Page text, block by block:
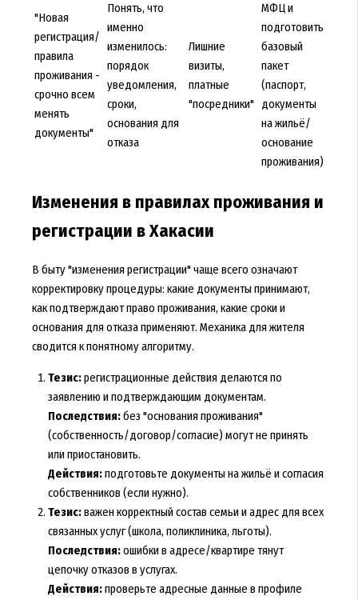
"Новая
регистрация/
правила
проживания -
срочно всем
менять
документы"
Понять, что
именно
изменилось:
порядок
уведомления,
сроки,
основания для
отказа
Лишние
визиты,
платные
"посредники"
МФЦ и
подготовить
базовый
пакет
(паспорт,
документы
на жильё/
основание
проживания)
Изменения в правилах проживания и
регистрации в Хакасии
В быту "изменения регистрации" чаще всего означают
корректировку процедуры: какие документы принимают,
как подтверждают право проживания, какие сроки и
основания для отказа применяют. Механика для жителя
сводится к понятному алгоритму.
Тезис:регистрационные действия делаются по
заявлению и подтверждающим документам.
Последствия:без "основания проживания"
(собственность/договор/согласие) могут не принять
или приостановить.
Действия:подготовьте документы на жильё и согласия
собственников (если нужно).
Тезис:важен корректный состав семьи и адрес для всех
связанных услуг (школа, поликлиника, льготы).
Последствия:ошибки в адресе/квартире тянут
цепочку отказов в услугах.
Действия:проверьте адресные данные в профиле